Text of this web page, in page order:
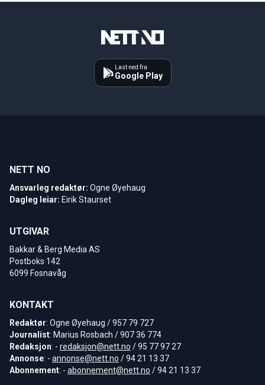
Last ned fra
Google Play
NETT NO
Ansvarleg redaktør: Ogne Øyehaug
Dagleg leiar: Eirik Staurset
UTGIVAR
Bakkar & Berg Media AS
Postboks 142
6099 Fosnavåg
KONTAKT
Redaktør: Ogne Øyehaug / 957 79 727
Journalist: Marius Rosbach / 907 36 774
Redaksjon: - redaksjon@nett.no / 95 77 97 27
Annonse: - annonse@nett.no / 94 21 13 37
Abonnement: - abonnement@nett.no / 94 21 13 37